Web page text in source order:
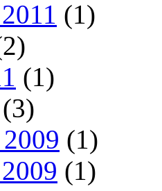
(1)
(1)
(3)
(1)
(1)